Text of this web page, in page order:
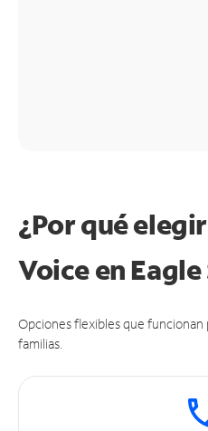
¿Por qué
Voice en
Opciones flexibles que funcionan
familias.